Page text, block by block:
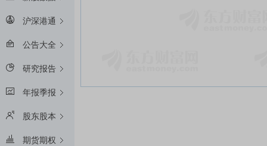
沪深港通
公告大全
研究报告
年报季报
股东股本
期货期权